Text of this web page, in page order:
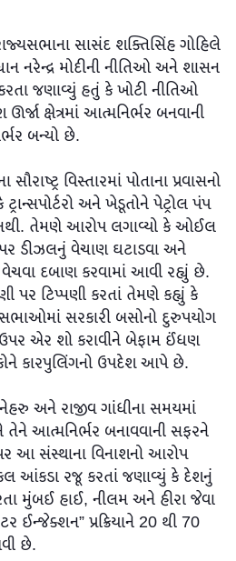
સાસંદ શક્તિસિંહ ગોહિલે
નરેન્દ્ર મોદીની નીતિઓ અને શાસન
જણાવ્યું હતું કે ખોટી નીતિઓ
ક્ષેત્રમાં આત્મનિર્ભર બનવાની
બન્યો છે.
વિસ્તારમાં પોતાના પ્રવાસનો
અને ખેડૂતોને પેટ્રોલ પંપ
તેમણે આરોપ લગાવ્યો કે ઓઈલ
પર ડીઝલનું વેચાણ ઘટાડવા અને
દબાણ કરવામાં આવી રહ્યું છે.
પર ટિપ્પણી કરતાં તેમણે કહ્યું કે
સભાઓમાં સરકારી બસોનો દુરુપયોગ
એર શો કરાવીને બેફામ ઈંધણ
કારપુલિંગનો ઉપદેશ આપે છે.
અને રાજીવ ગાંધીના સમયમાં
આત્મનિર્ભર બનાવવાની સફરને
આ સંસ્થાના વિનાશનો આરોપ
આંકડા રજૂ કરતાં જણાવ્યું કે દેશનું
મુંબઈ હાઈ, નીલમ અને હીરા જેવા
ઈન્જેક્શન” પ્રક્રિયાને 20 થી 70
છે.